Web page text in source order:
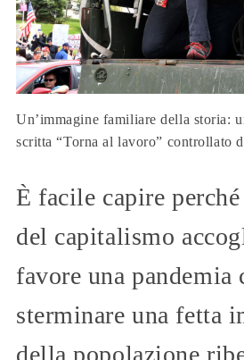
Un’immagine familiare della storia:
scritta “Torna al lavoro” controllato
È facile capire
del capitalismo
favore una pandemia
sterminare una fetta